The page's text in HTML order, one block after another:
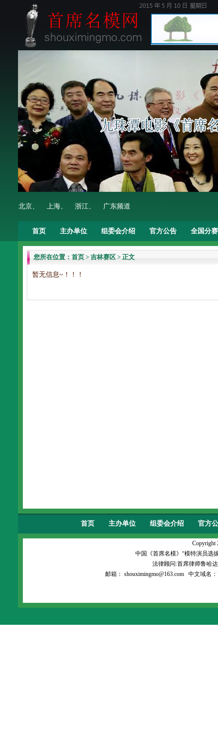
北京、 上海、 浙江、 广东频道
首页 主办单位 组委会介绍 官方公告 全国分
您所在位置： 首页 > 吉林赛区 > 正文
暂无信息~！！！
首页 主办单位 组委会介绍 官方
Copyright
中国《首席名模》“模特演员选
法律顾问:首席律师鲁哈
邮箱： shouximingmo@163.com 中文域名：